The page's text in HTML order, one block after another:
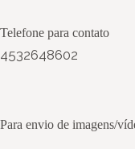
Telefone para contato
4532648602
Para envio de imagens/